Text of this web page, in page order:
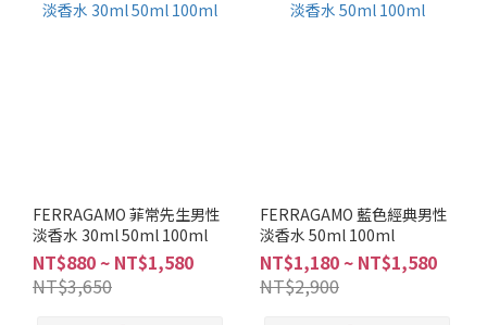
(NT$)
調
柑
橘
調
FERRAGAMO 菲常先生男性
淡香水 30ml 50ml 100ml
NT$880 ~ NT$1,580
NT$3,650
FERRAGAMO 藍色經典男性
淡香水 50ml 100ml
NT$1,180 ~ NT$1,580
NT$2,900